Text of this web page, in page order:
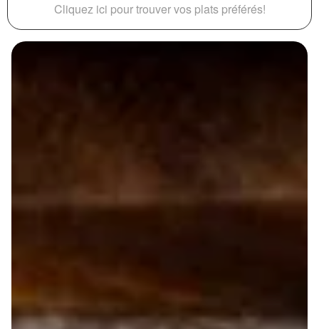
Cliquez ici pour trouver vos plats préférés!